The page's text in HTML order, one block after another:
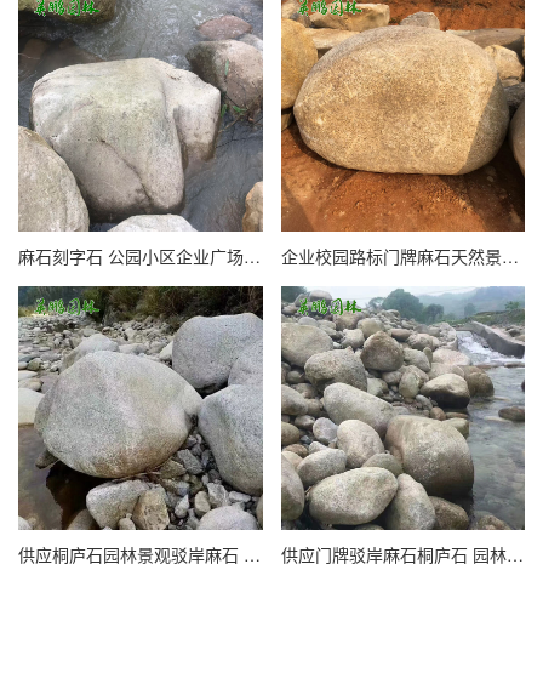
麻石刻字石 公园小区企业广场石头 桐庐石农村牌石运石 企业校园路标门牌麻石天然景观石大型刻字石立石风景石
供应桐庐石园林景观驳岸麻石 门牌麻色石景墙黄石 供应门牌驳岸麻石桐庐石 园林造景黄麻石 桐庐刻字石